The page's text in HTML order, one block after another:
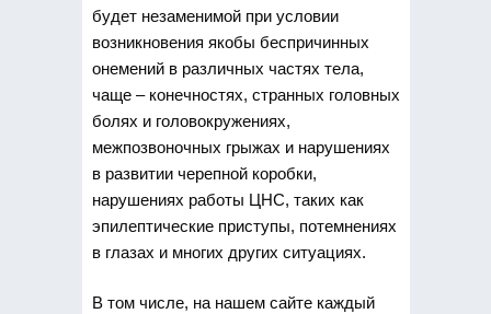
будет незаменимой при условии
возникновения якобы беспричинных
онемений в различных частях тела,
чаще – конечностях, странных головных
болях и головокружениях,
межпозвоночных грыжах и нарушениях
в развитии черепной коробки,
нарушениях работы ЦНС, таких как
эпилептические приступы, потемнениях
в глазах и многих других ситуациях.
В том числе, на нашем сайте каждый